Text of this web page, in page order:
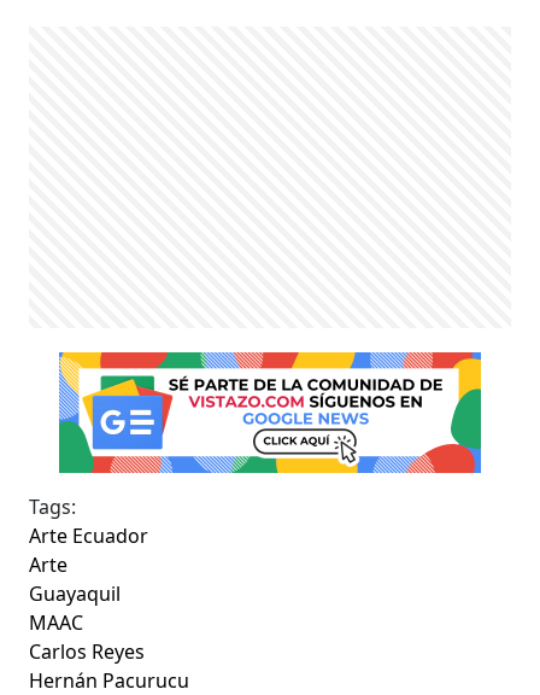
Tags:
Arte Ecuador
Arte
Guayaquil
MAAC
Carlos Reyes
Hernán Pacurucu